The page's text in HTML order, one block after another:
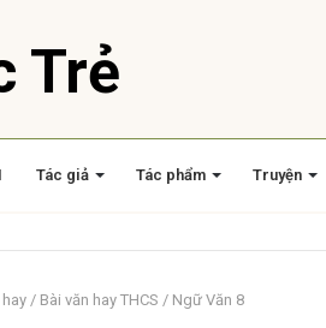
Trẻ
Tác giả Tác phẩm Truyện
/ Bài văn hay THCS / Ngữ Văn 8